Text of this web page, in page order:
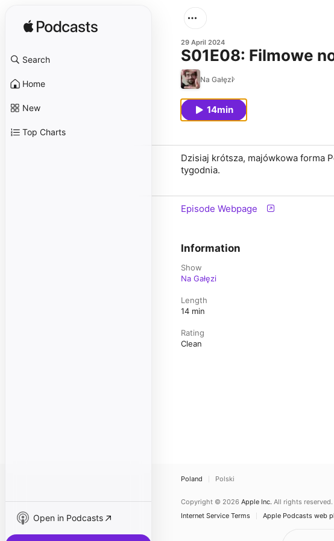
Search
Home
New
Top Charts
Open in Podcasts
29 April 2024
S01E08: Filmowe
Na Gałęzi
14min
Dzisiaj krótsza, majówkowa forma
tygodnia.
Episode Webpage
Information
Show
Na Gałęzi
Length
14 min
Rating
Clean
Poland Polski
Copyright © 2026 Apple Inc. All rights reserved.
Internet Service Terms
Apple Podcasts web